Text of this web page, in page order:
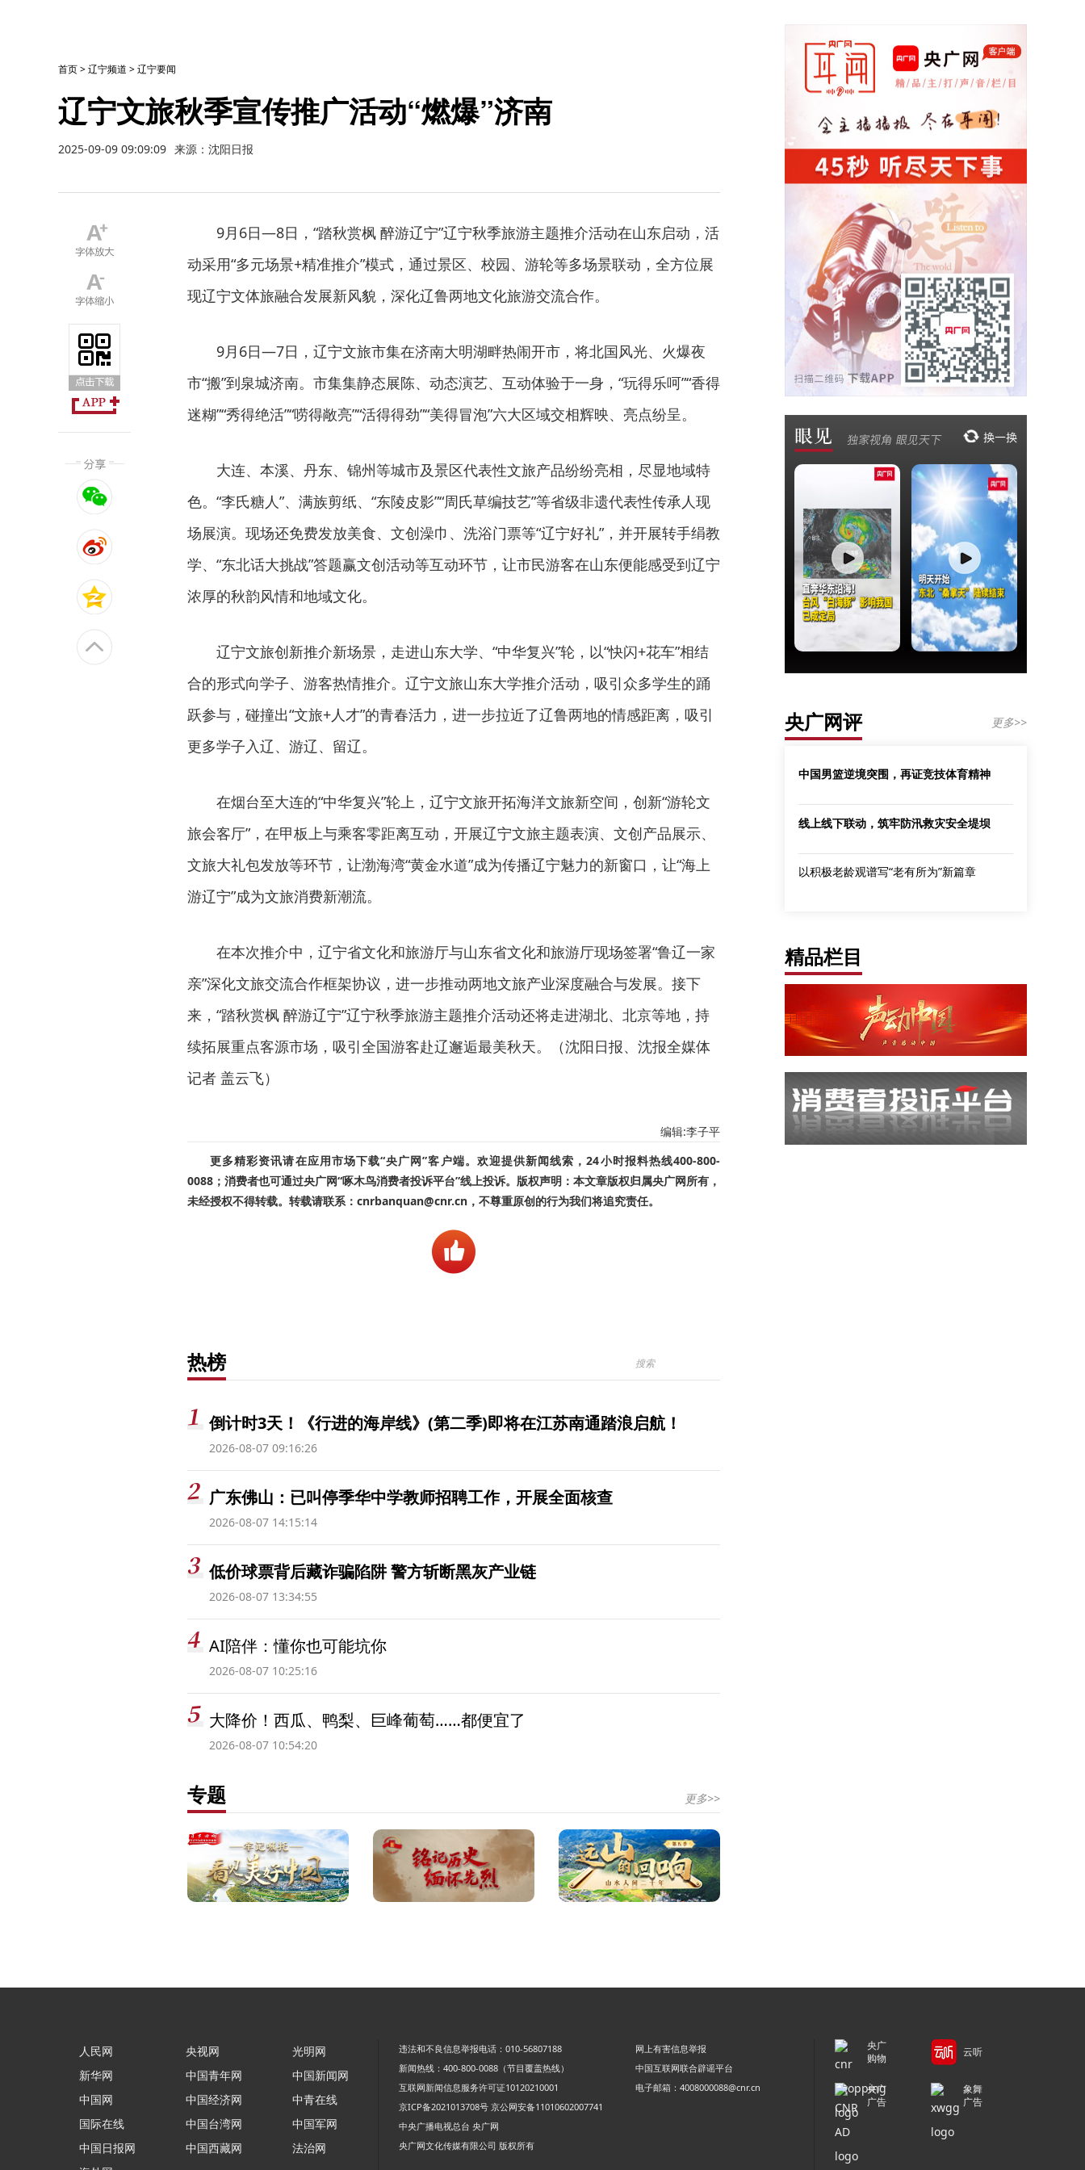
首页>辽宁频道 >辽宁要闻
辽宁文旅秋季宣传推广活动“燃爆”济南
2025-09-09 09:09:09 来源：沈阳日报
9月6日—8日，“踏秋赏枫 醉游辽宁”辽宁秋季旅游主题推介活动在山东启动，活
动采用“多元场景+精准推介”模式，通过景区、校园、游轮等多场景联动，全方位展
现辽宁文体旅融合发展新风貌，深化辽鲁两地文化旅游交流合作。
9月6日—7日，辽宁文旅市集在济南大明湖畔热闹开市，将北国风光、火爆夜
市“搬”到泉城济南。市集集静态展陈、动态演艺、互动体验于一身，“玩得乐呵”“香得
迷糊”“秀得绝活”“唠得敞亮”“活得得劲”“美得冒泡”六大区域交相辉映、亮点纷呈。
大连、本溪、丹东、锦州等城市及景区代表性文旅产品纷纷亮相，尽显地域特
色。“李氏糖人”、满族剪纸、“东陵皮影”“周氏草编技艺”等省级非遗代表性传承人现
场展演。现场还免费发放美食、文创澡巾、洗浴门票等“辽宁好礼”，并开展转手绢教
学、“东北话大挑战”答题赢文创活动等互动环节，让市民游客在山东便能感受到辽宁
浓厚的秋韵风情和地域文化。
辽宁文旅创新推介新场景，走进山东大学、“中华复兴”轮，以“快闪+花车”相结
合的形式向学子、游客热情推介。辽宁文旅山东大学推介活动，吸引众多学生的踊
跃参与，碰撞出“文旅+人才”的青春活力，进一步拉近了辽鲁两地的情感距离，吸引
更多学子入辽、游辽、留辽。
在烟台至大连的“中华复兴”轮上，辽宁文旅开拓海洋文旅新空间，创新“游轮文
旅会客厅”，在甲板上与乘客零距离互动，开展辽宁文旅主题表演、文创产品展示、
文旅大礼包发放等环节，让渤海湾“黄金水道”成为传播辽宁魅力的新窗口，让“海上
游辽宁”成为文旅消费新潮流。
在本次推介中，辽宁省文化和旅游厅与山东省文化和旅游厅现场签署“鲁辽一家
亲”深化文旅交流合作框架协议，进一步推动两地文旅产业深度融合与发展。接下
来，“踏秋赏枫 醉游辽宁”辽宁秋季旅游主题推介活动还将走进湖北、北京等地，持
续拓展重点客源市场，吸引全国游客赴辽邂逅最美秋天。（沈阳日报、沈报全媒体
记者 盖云飞）
编辑:李子平
更多精彩资讯请在应用市场下载“央广网”客户端。欢迎提供新闻线索，24小时报料热线400-800-
0088；消费者也可通过央广网“啄木鸟消费者投诉平台”线上投诉。版权声明：本文章版权归属央广网所有，
未经授权不得转载。转载请联系：cnrbanquan@cnr.cn，不尊重原创的行为我们将追究责任。
热榜
倒计时3天！《行进的海岸线》(第二季)即将在江苏南通踏浪启航！
2026-08-07 09:16:26
广东佛山：已叫停季华中学教师招聘工作，开展全面核查
2026-08-07 14:15:14
低价球票背后藏诈骗陷阱 警方斩断黑灰产业链
2026-08-07 13:34:55
AI陪伴：懂你也可能坑你
2026-08-07 10:25:16
大降价！西瓜、鸭梨、巨峰葡萄……都便宜了
2026-08-07 10:54:20
专题 更多>>
央广网评 更多>>
中国男篮逆境突围，再证竞技体育精神
线上线下联动，筑牢防汛救灾安全堤坝
以积极老龄观谱写“老有所为”新篇章
精品栏目
人民网
新华网
中国网
国际在线
中国日报网
央视网
中国青年网
中国经济网
中国台湾网
中国西藏网
光明网
中国新闻网
中青在线
中国军网
法治网
违法和不良信息举报电话：010-56807188
网上有害信息举报
新闻热线：400-800-0088（节目覆盖热线）
中国互联网联合辟谣平台
互联网新闻信息服务许可证10120210001
电子邮箱：4008000088@cnr.cn
京ICP备2021013708号 京公网安备11010602007741
中央广播电视总台 央广网
央广网文化传媒有限公司 版权所有
央广
购物
云听
央广
广告
象舞
广告